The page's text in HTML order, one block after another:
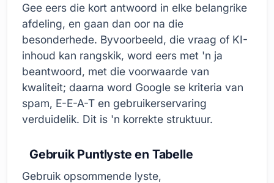
Gee eers die kort antwoord in elke belangrike
afdeling, en gaan dan oor na die
besonderhede. Byvoorbeeld, die vraag of KI-
inhoud kan rangskik, word eers met 'n ja
beantwoord, met die voorwaarde van
kwaliteit; daarna word Google se kriteria van
spam, E-E-A-T en gebruikerservaring
verduidelik. Dit is 'n korrekte struktuur.
Gebruik Puntlyste en Tabelle
Gebruik opsommende lyste,